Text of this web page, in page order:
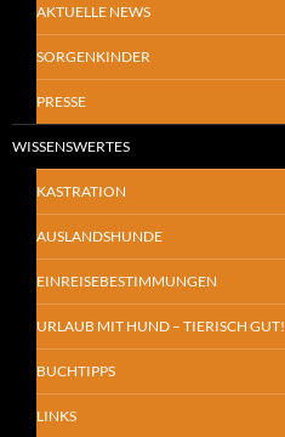
AKTUELLE NEWS
SORGENKINDER
PRESSE
WISSENSWERTES
KASTRATION
AUSLANDSHUNDE
EINREISEBESTIMMUNGEN
URLAUB MIT HUND – TIERISCH GUT!
BUCHTIPPS
LINKS